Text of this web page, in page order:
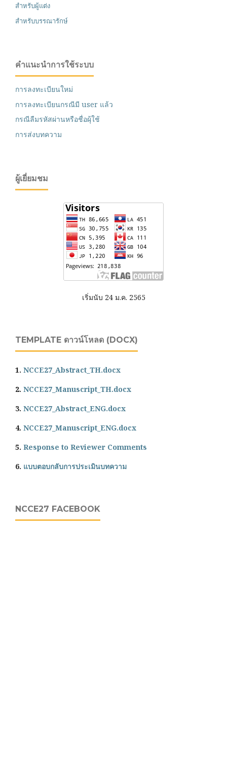
สำหรับผู้แต่ง
สำหรับบรรณารักษ์
คำแนะนำการใช้ระบบ
การลงทะเบียนใหม่
การลงทะเบียนกรณีมี user แล้ว
กรณีลืมรหัสผ่านหรือชื่อผุ้ใช้
การส่งบทความ
ผู้เยี่ยมชม
เริ่มนับ 24 ม.ค. 2565
TEMPLATE ดาวน์โหลด (DOCX)
1. NCCE27_Abstract_TH.docx
2. NCCE27_Manuscript_TH.docx
3. NCCE27_Abstract_ENG.docx
4. NCCE27_Manuscript_ENG.docx
5. Response to Reviewer Comments
6. แบบตอบกลับการประเมินบทความ
NCCE27 FACEBOOK